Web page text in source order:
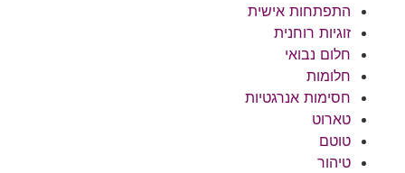
התפתחות אישית
זוגיות רוחנית
חלום נבואי
חלומות
חסימות אנרגטיות
טארוט
טוטם
טיהור